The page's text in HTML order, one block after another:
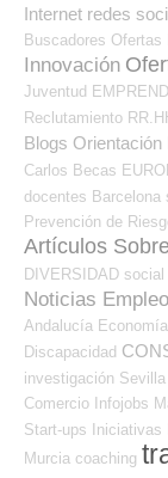
Internet redes
Buscadores Ofertas
Innovación
Juventud EMPREND
Reclutamiento
Blogs Orientación
Carlos Becas
docentes Barcelona
Prevención de
Artículos
DIVERSIDAD social
Noticias
Andalucía
Discapacidad
investigación Sevilla
Comercio Infojobs
Start-ups
Iniciativas
Murcia coaching